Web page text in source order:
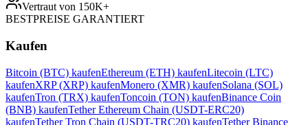
Vertraut von 150K+
BESTPREISE GARANTIERT
Kaufen
Bitcoin (BTC) kaufenEthereum (ETH) kaufenLitecoin (LTC)
kaufenXRP (XRP) kaufenMonero (XMR) kaufenSolana (SOL)
kaufenTron (TRX) kaufenToncoin (TON) kaufenBinance Coin
(BNB) kaufenTether Ethereum Chain (USDT-ERC20)
kaufenTether Tron Chain (USDT-TRC20) kaufenTether Binance